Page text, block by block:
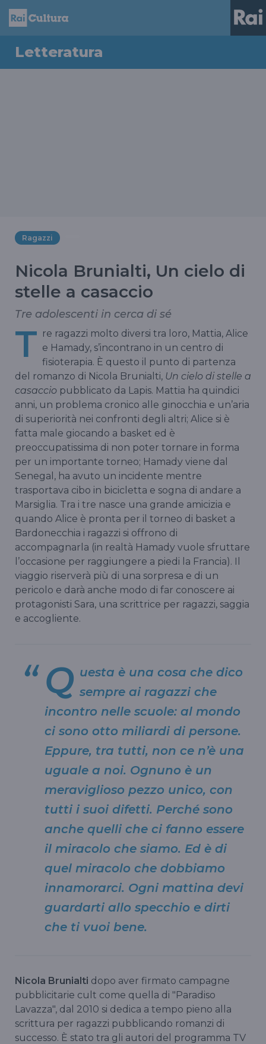
Letteratura
Ragazzi
Nicola Brunialti, Un cielo di
stelle a casaccio
Tre adolescenti in cerca di sé
T re ragazzi molto diversi tra loro, Mattia, Alice
e Hamady, s’incontrano in un centro di
fisioterapia. È questo il punto di partenza
del romanzo di Nicola Brunialti, Un cielo di stelle a
casaccio pubblicato da Lapis. Mattia ha quindici
anni, un problema cronico alle ginocchia e un’aria
di superiorità nei confronti degli altri; Alice si è
fatta male giocando a basket ed è
preoccupatissima di non poter tornare in forma
per un importante torneo; Hamady viene dal
Senegal, ha avuto un incidente mentre
trasportava cibo in bicicletta e sogna di andare a
Marsiglia. Tra i tre nasce una grande amicizia e
quando Alice è pronta per il torneo di basket a
Bardonecchia i ragazzi si offrono di
accompagnarla (in realtà Hamady vuole sfruttare
l’occasione per raggiungere a piedi la Francia). Il
viaggio riserverà più di una sorpresa e di un
pericolo e darà anche modo di far conoscere ai
protagonisti Sara, una scrittrice per ragazzi, saggia
e accogliente.
Q uesta è una cosa che dico
sempre ai ragazzi che
incontro nelle scuole: al mondo
ci sono otto miliardi di persone.
Eppure, tra tutti, non ce n’è una
uguale a noi. Ognuno è un
meraviglioso pezzo unico, con
tutti i suoi difetti. Perché sono
anche quelli che ci fanno essere
il miracolo che siamo. Ed è di
quel miracolo che dobbiamo
innamorarci. Ogni mattina devi
guardarti allo specchio e dirti
che ti vuoi bene.
Nicola Brunialti dopo aver firmato campagne
pubblicitarie cult come quella di "Paradiso
Lavazza", dal 2010 si dedica a tempo pieno alla
scrittura per ragazzi pubblicando romanzi di
successo. È stato tra gli autori del programma TV